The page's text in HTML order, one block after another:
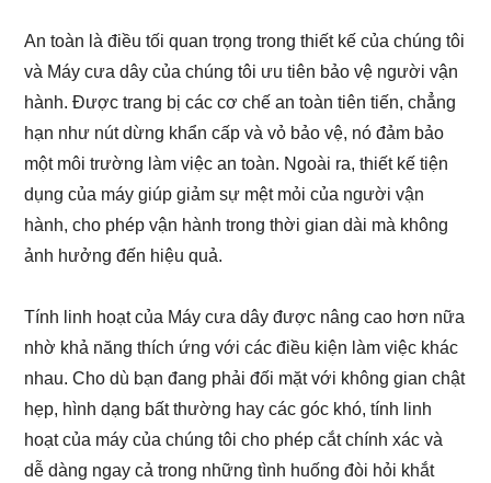
An toàn là điều tối quan trọng trong thiết kế của chúng tôi
và Máy cưa dây của chúng tôi ưu tiên bảo vệ người vận
hành. Được trang bị các cơ chế an toàn tiên tiến, chẳng
hạn như nút dừng khẩn cấp và vỏ bảo vệ, nó đảm bảo
một môi trường làm việc an toàn. Ngoài ra, thiết kế tiện
dụng của máy giúp giảm sự mệt mỏi của người vận
hành, cho phép vận hành trong thời gian dài mà không
ảnh hưởng đến hiệu quả.
Tính linh hoạt của Máy cưa dây được nâng cao hơn nữa
nhờ khả năng thích ứng với các điều kiện làm việc khác
nhau. Cho dù bạn đang phải đối mặt với không gian chật
hẹp, hình dạng bất thường hay các góc khó, tính linh
hoạt của máy của chúng tôi cho phép cắt chính xác và
dễ dàng ngay cả trong những tình huống đòi hỏi khắt